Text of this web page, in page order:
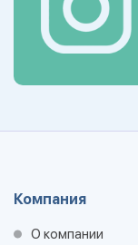
Компания
О компании